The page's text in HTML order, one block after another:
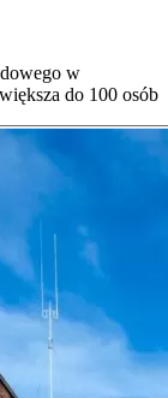
w
do 100 osób